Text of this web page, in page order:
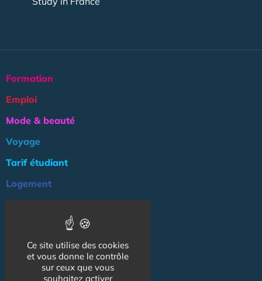
Formation
Emploi
Mode & beauté
Voyage
Tarif étudiant
Logement
Association
NOS AUTRES SITES :
Ce site utilise des cookies
et vous donne le contrôle
sur ceux que vous
souhaitez activer